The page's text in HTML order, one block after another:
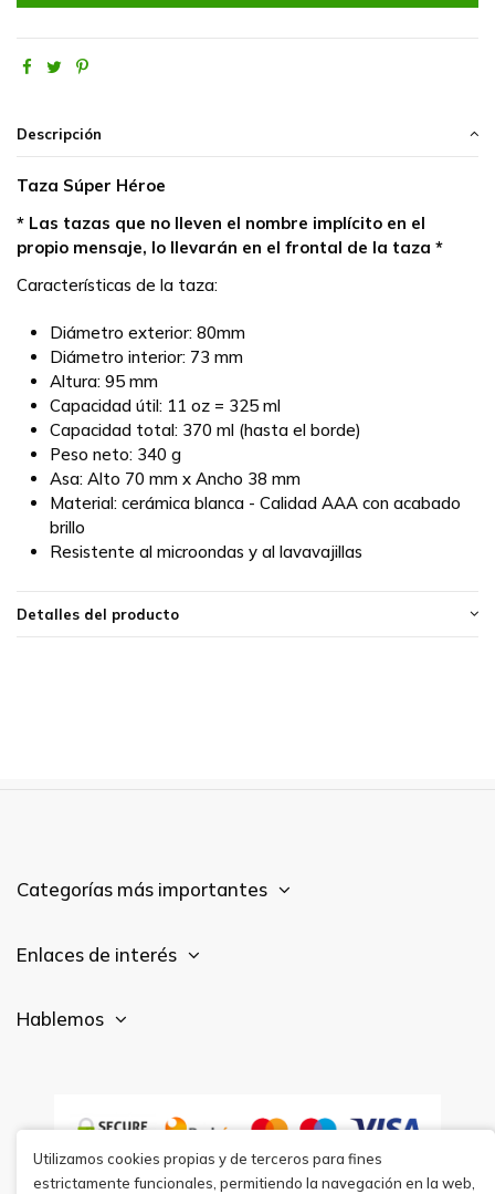
Descripción
Taza Súper Héroe
* Las tazas que no lleven el nombre implícito en el
propio mensaje, lo llevarán en el frontal de la taza *
Características de la taza:
Diámetro exterior: 80mm
Diámetro interior: 73 mm
Altura: 95 mm
Capacidad útil: 11 oz = 325 ml
Capacidad total: 370 ml (hasta el borde)
Peso neto: 340 g
Asa: Alto 70 mm x Ancho 38 mm
Material: cerámica blanca - Calidad AAA con acabado
brillo
Resistente al microondas y al lavavajillas
Detalles del producto
Categorías más importantes
Enlaces de interés
Hablemos
Utilizamos cookies propias y de terceros para fines
estrictamente funcionales, permitiendo la navegación en la web,